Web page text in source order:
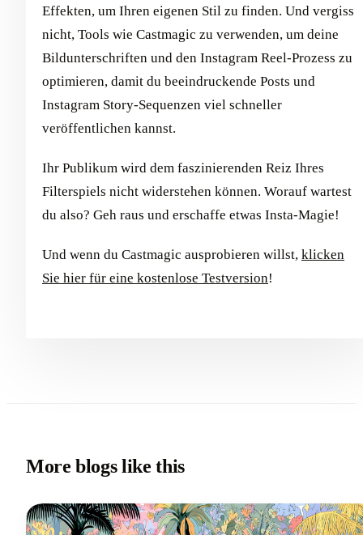
Effekten, um Ihren eigenen Stil zu finden. Und vergiss
nicht, Tools wie Castmagic zu verwenden, um deine
Bildunterschriften und den Instagram Reel-Prozess zu
optimieren, damit du beeindruckende Posts und
Instagram Story-Sequenzen viel schneller
veröffentlichen kannst.
Ihr Publikum wird dem faszinierenden Reiz Ihres
Filterspiels nicht widerstehen können. Worauf wartest
du also? Geh raus und erschaffe etwas Insta-Magie!
Und wenn du Castmagic ausprobieren willst, klicken
Sie hier für eine kostenlose Testversion!
More blogs like this